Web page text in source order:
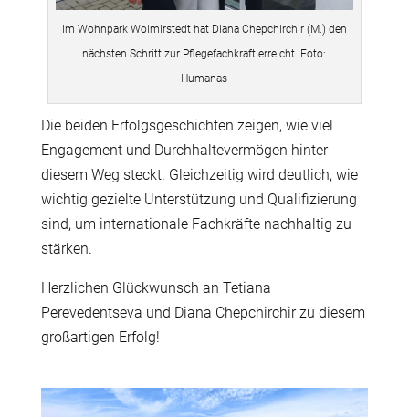
Im Wohnpark Wolmirstedt hat Diana Chepchirchir (M.) den
nächsten Schritt zur Pflegefachkraft erreicht. Foto:
Humanas
Die beiden Erfolgsgeschichten zeigen, wie viel
Engagement und Durchhaltevermögen hinter
diesem Weg steckt. Gleichzeitig wird deutlich, wie
wichtig gezielte Unterstützung und Qualifizierung
sind, um internationale Fachkräfte nachhaltig zu
stärken.
Herzlichen Glückwunsch an Tetiana
Perevedentseva und Diana Chepchirchir zu diesem
großartigen Erfolg!